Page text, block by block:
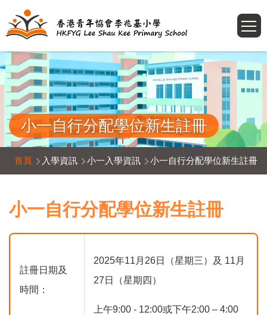
移至主內容
小一自行分配學位新生註冊
導
航
連
結
首頁 入學資訊 小一入學資訊 小一自行分配學位新生註冊
小一自行分配學位新生註冊
註冊日期及
時間：
2025年11月26日（星期三）及 11月
27日（星期四）
上午9:00 - 12:00或下午2:00 – 4:00